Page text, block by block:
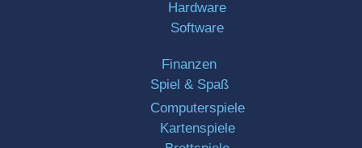
Hardware
Software
Finanzen
Spiel & Spaß
Computerspiele
Kartenspiele